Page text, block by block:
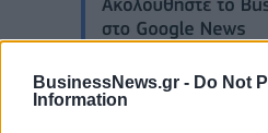
BusinessNews.gr - Do Not
Information